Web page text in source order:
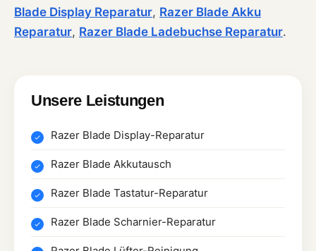
Blade Display Reparatur, Razer Blade Akku
Reparatur, Razer Blade Ladebuchse Reparatur.
Unsere Leistungen
Razer Blade Display-Reparatur
Razer Blade Akkutausch
Razer Blade Tastatur-Reparatur
Razer Blade Scharnier-Reparatur